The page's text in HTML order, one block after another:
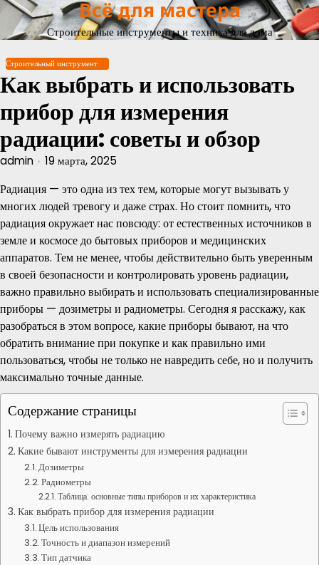
Перейти
содержимому
Всё для мастера
Строительные инструменты и техника для дома
Строительный инструмент
Как выбрать и использовать
прибор для измерения
радиации: советы и обзор
admin 19 марта, 2025
Радиация — это одна из тех тем, которые могут вызывать у
многих людей тревогу и даже страх. Но стоит помнить, что
радиация окружает нас повсюду: от естественных источников в
земле и космосе до бытовых приборов и медицинских
аппаратов. Тем не менее, чтобы действительно быть уверенным
в своей безопасности и контролировать уровень радиации,
важно правильно выбирать и использовать специализированные
приборы — дозиметры и радиометры. Сегодня я расскажу, как
разобраться в этом вопросе, какие приборы бывают, на что
обратить внимание при покупке и как правильно ими
пользоваться, чтобы не только не навредить себе, но и получить
максимально точные данные.
Содержание страницы
Почему важно измерять радиацию
Какие бывают инструменты для измерения радиации
Дозиметры
Радиометры
Таблица: основные типы приборов и их характеристика
Как выбрать прибор для измерения радиации
Цель использования
Точность и диапазон измерений
Тип датчика